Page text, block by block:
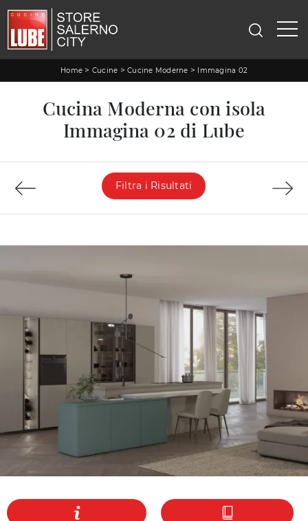
Home > Cucine > Cucine Moderne > Immagina 02
Cucina Moderna con isola
Immagina 02 di Lube
Filtra i Risultati